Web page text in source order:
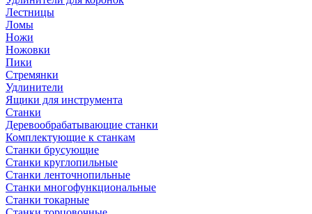
Лестницы
Ломы
Ножи
Ножовки
Пики
Стремянки
Удлинители
Ящики для инструмента
Станки
Деревообрабатывающие станки
Комплектующие к станкам
Станки брусующие
Станки круглопильные
Станки ленточнопильные
Станки многофункциональные
Станки токарные